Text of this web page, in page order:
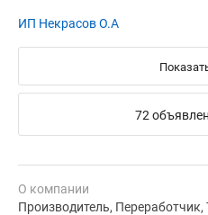
ИП Некрасов О.А
72
О компании
Производитель, Переработчик,